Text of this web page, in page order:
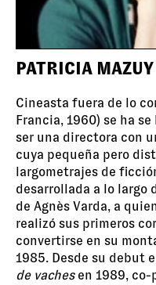
PATRICIA MAZUY
Cineasta fuera de lo
Francia, 1960) se ha
ser una directora con
cuya pequeña pero
largometrajes de
desarrollada a lo largo
de Agnès Varda, a
realizó sus primeros
convertirse en su
1985. Desde su debut
de vachesen 1989, co-